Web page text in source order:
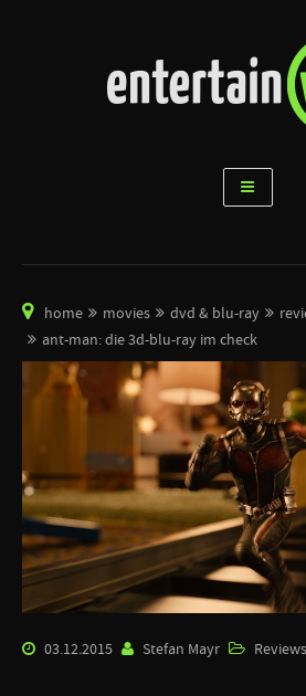
home movies dvd & blu-ray
ant-man: die 3d-blu-ray im check
03.12.2015 Stefan Mayr